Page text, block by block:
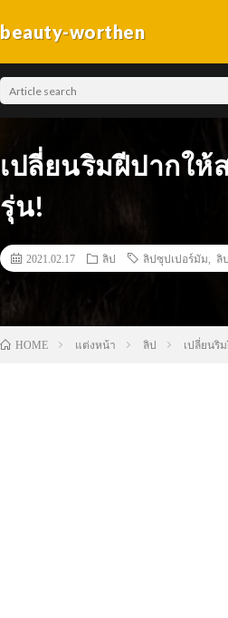
beauty-worthen
เปลี่ยนริมฝีปากให้
รุ่น!
2021.02.17 ลิป ลิปซุปเปอร์มัม ลิ
HOME แต่งหน้า ลิป เปลี่ยนริ